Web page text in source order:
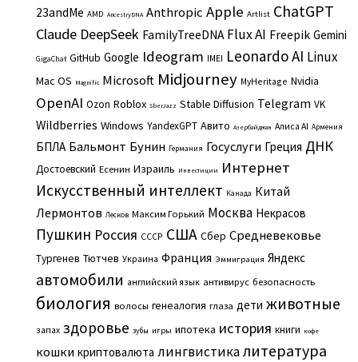
23andMe AMD AncestryDNA Anthropic Apple Artlist ChatGPT
Claude DeepSeek FamilyTreeDNA Flux AI Freepik Gemini
GigaChat GitHub Google Ideogram IMEI Leonardo AI Linux
Mac OS Magnific Microsoft Midjourney MyHeritage Nvidia
OpenAI Ozon Roblox SberJazz Stable Diffusion Telegram VK
Wildberries Windows YandexGPT Авито Азербайджан Алиса AI Армения
БПЛА Бальмонт Бунин Германия Госуслуги Греция ДНК
Достоевский Есенин Израиль Инвестиции Интернет
Искусственный интеллект Канада Китай
Лермонтов Лесков Максим Горький Москва Некрасов
Пушкин Россия СССР США Сбер Средневековье
Тургенев Тютчев Украина Франция Эммиграция Яндекс
автомобили английский язык антивирус безопасность
биология волосы генеалогия глаза дети животные
запах здоровье зубы игры ипотека история книги кофе
кошки криптовалюта лингвистикалитература